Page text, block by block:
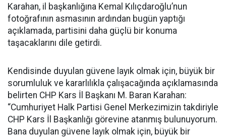
Karahan, il başkanlığına Kemal Kılıçdaroğlu’nun
fotoğrafının asmasının ardından bugün yaptığı
açıklamada, partisini daha güçlü bir konuma
taşacaklarını dile getirdi.
Kendisinde duyulan güvene layık olmak için, büyük bir
sorumluluk ve kararlılıkla çalışacağında açıklamasında
belirten CHP Kars İl Başkanı M. Baran Karahan:
“Cumhuriyet Halk Partisi Genel Merkezimizin takdiriyle
CHP Kars İl Başkanlığı görevine atanmış bulunuyorum.
Bana duyulan güvene layık olmak için, büyük bir